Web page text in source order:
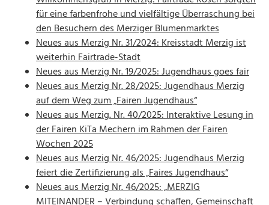
für eine farbenfrohe und vielfältige Überraschung bei
den Besuchern des Merziger Blumenmarktes
Neues aus Merzig Nr. 31/2024: Kreisstadt Merzig ist
weiterhin Fairtrade-Stadt
Neues aus Merzig Nr. 19/2025: Jugendhaus goes fair
Neues aus Merzig Nr. 28/2025: Jugendhaus Merzig
auf dem Weg zum „Fairen Jugendhaus“
Neues aus Merzig. Nr. 40/2025: Interaktive Lesung in
der Fairen KiTa Mechern im Rahmen der Fairen
Wochen 2025
Neues aus Merzig Nr. 46/2025: Jugendhaus Merzig
feiert die Zertifizierung als „Faires Jugendhaus“
Neues aus Merzig Nr. 46/2025: „MERZIG